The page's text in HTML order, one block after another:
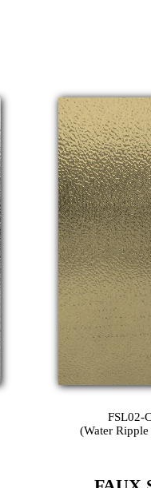
FSL02-
(Water